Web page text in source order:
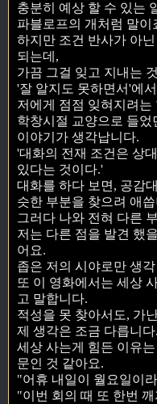
충분히 예상 할 수 있는
파블로프의 개처럼 말이
하지만 조건 반사가 아
되는데,
가끔 그걸 잊고 지내는
'잘 알지도 못하면서'에
저에게 점점 잊혀지려
학창시절 교양으로 들
이야기가 생각납니다.
'대화의 전재 조건은 상
있다는 것이다.'
대화를 하다 보면, 공감
슷한 부분을 찾으려 애
그러다 나와 전혀 다른
저는 다른 점을 발견 했
어요.
좁은 저의 시야로만 생
또 이 영화에서는 세상
고 말합니다.
적성을 못 찾아서도, 가
제 생각은 조금 다릅니다.
세상 사는게 힘든 이유
문인 것 같아요.
"어휴 내일이 월요일이
"이번 회의 때 또 한번